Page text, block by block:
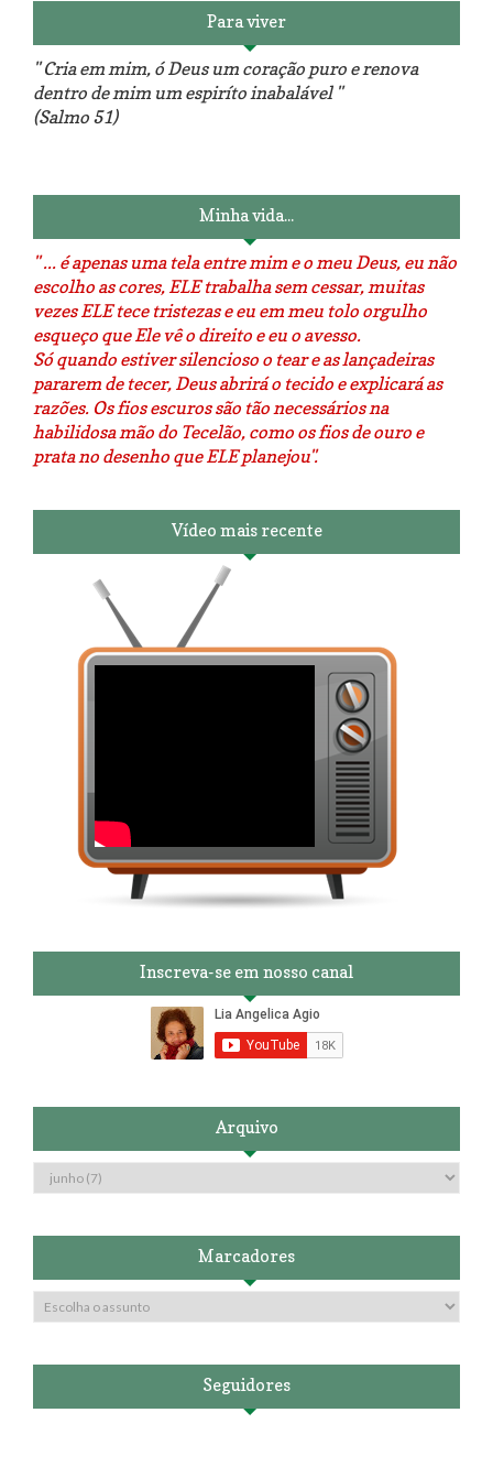
Para viver
" Cria em mim, ó Deus um coração puro e renova
dentro de mim um espiríto inabalável "
(Salmo 51)
Minha vida...
" ... é apenas uma tela entre mim e o meu Deus, eu não
escolho as cores, ELE trabalha sem cessar, muitas
vezes ELE tece tristezas e eu em meu tolo orgulho
esqueço que Ele vê o direito e eu o avesso.
Só quando estiver silencioso o tear e as lançadeiras
pararem de tecer, Deus abrirá o tecido e explicará as
razões. Os fios escuros são tão necessários na
habilidosa mão do Tecelão, como os fios de ouro e
prata no desenho que ELE planejou".
Vídeo mais recente
Inscreva-se em nosso canal
Arquivo
Marcadores
Seguidores